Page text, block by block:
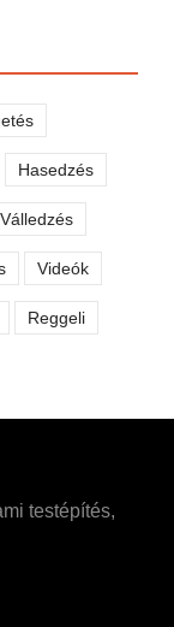
Hasedzés
Válledzés
Videók
Reggeli
testépítés,